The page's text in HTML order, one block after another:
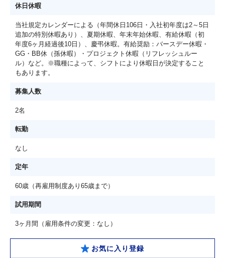
休日休暇
当社規定カレンダーによる（年間休日106日・入社初年度は2～5日
追加の特別休暇あり）、夏期休暇、年末年始休暇、有給休暇（初
年度6ヶ月経過後10日）、慶弔休暇。有給奨励：バースデー休暇・
GG・BB休（孫休暇）・プロジェクト休暇（リフレッシュルー
ル）など。※職種によって、シフトにより休暇日が決定すること
もあります。
募集人数
2名
転勤
なし
定年
60歳（再雇用制度あり65歳まで）
試用期間
3ヶ月間（雇用条件の変更：なし）
お気に入り登録